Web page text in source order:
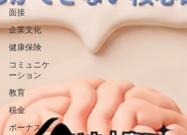
面接
企業文化
健康保険
コミュニケ
ーション
教育
税金
ボーナス